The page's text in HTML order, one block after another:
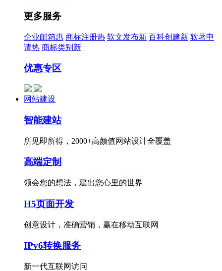
更多服务
企业邮箱惠 商标注册热 软文发布新 百科创建新 软著申
请热 商标类别 新
优惠专区
网站建设
智能建站
所见即所得，2000+高颜值网站设计全覆盖
高端定制
领会您的想法，建出您心里的世界
H5页面开发
创意设计，准确营销，赢在移动互联网
IPv6转换服务
新一代互联网访问